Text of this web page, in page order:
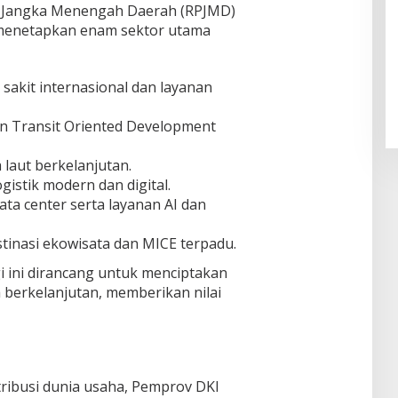
Menengah Daerah (RPJMD)
enam sektor utama
internasional dan layanan
Transit Oriented Development
laut berkelanjutan.
modern dan digital.
center serta layanan AI dan
ekowisata dan MICE terpadu.
dirancang untuk menciptakan
memberikan nilai
dunia usaha, Pemprov DKI
Di Daerah, Nasional
09:13 WIB